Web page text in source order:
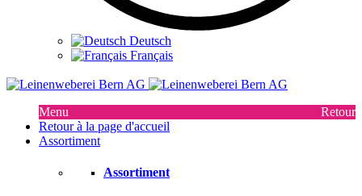
Deutsch
Français
Menu
Retour
Retour à la page d'accueil
Assortiment
Assortiment